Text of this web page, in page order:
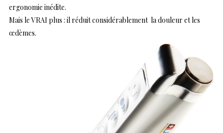
ergonomie inédite.
Mais le VRAI plus : il réduit considérablement la douleur et les
œdèmes.